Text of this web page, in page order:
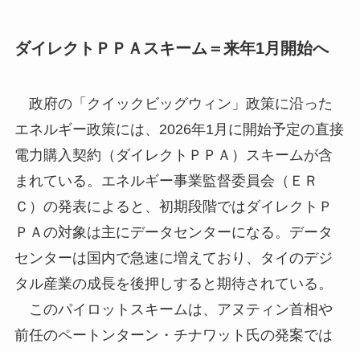
ダイレクトＰＰＡスキーム＝来年1月開始へ
政府の「クイックビッグウィン」政策に沿った
エネルギー政策には、2026年1月に開始予定の直接
電力購入契約（ダイレクトＰＰＡ）スキームが含
まれている。エネルギー事業監督委員会（ＥＲ
Ｃ）の発表によると、初期段階ではダイレクトＰ
ＰＡの対象は主にデータセンターになる。データ
センターは国内で急速に増えており、タイのデジ
タル産業の成長を後押しすると期待されている。
このパイロットスキームは、アヌティン首相や
前任のペートンターン・チナワット氏の発案では